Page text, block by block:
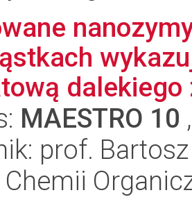
dalekiego
MAESTRO 10
prof.